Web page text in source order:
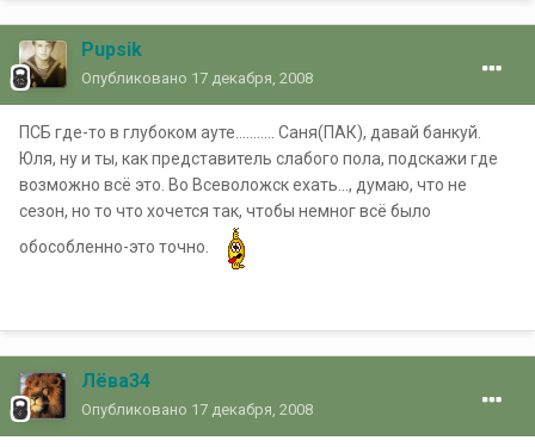
Pupsik
Опубликовано 17 декабря, 2008
ПСБ где-то в глубоком ауте........... Саня(ПАК), давай банкуй.
Юля, ну и ты, как представитель слабого пола, подскажи где
возможно всё это. Во Всеволожск ехать..., думаю, что не
сезон, но то что хочется так, чтобы немног всё было
обособленно-это точно.
Лёва34
Опубликовано 17 декабря, 2008